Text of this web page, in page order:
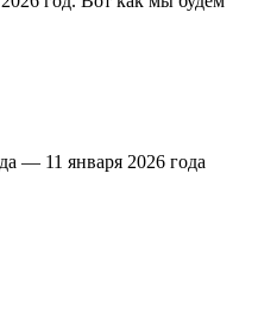
— 11 января 2026 года